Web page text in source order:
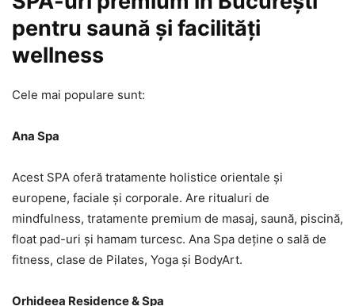
pentru saună și facilități
wellness
Cele mai populare sunt:
Ana Spa
Acest SPA oferă tratamente holistice orientale și
europene, faciale și corporale. Are ritualuri de
mindfulness, tratamente premium de masaj, saună, piscină,
float pad-uri și hamam turcesc. Ana Spa deține o sală de
fitness, clase de Pilates, Yoga și BodyArt.
Orhideea Residence & Spa